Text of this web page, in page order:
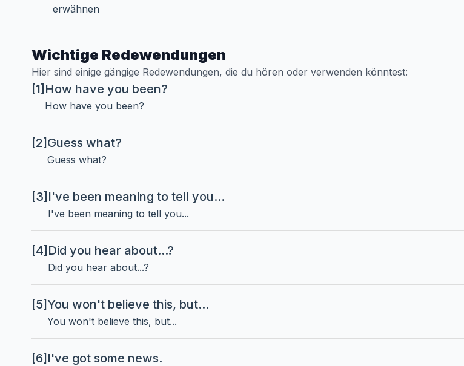
erwähnen
Wichtige Redewendungen
Hier sind einige gängige Redewendungen, die du hören oder verwenden könntest:
[1] How have you been?
How have you been?
[2] Guess what?
Guess what?
[3] I've been meaning to tell you...
I've been meaning to tell you...
[4] Did you hear about...?
Did you hear about...?
[5] You won't believe this, but...
You won't believe this, but...
[6] I've got some news.